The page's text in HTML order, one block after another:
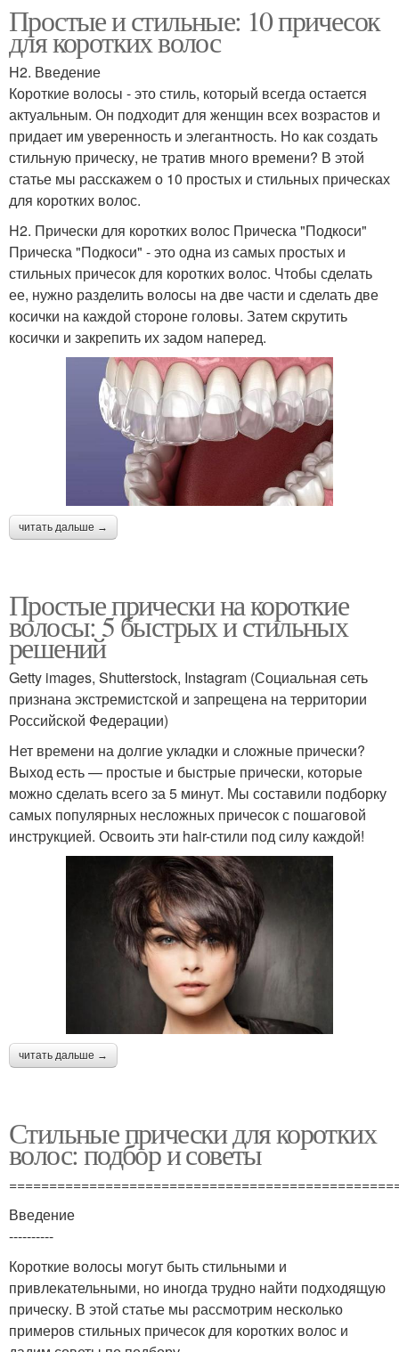
Простые и стильные: 10 причесок
для коротких волос
H2. Введение
Короткие волосы - это стиль, который всегда остается
актуальным. Он подходит для женщин всех возрастов и
придает им уверенность и элегантность. Но как создать
стильную прическу, не тратив много времени? В этой
статье мы расскажем о 10 простых и стильных прическах
для коротких волос.
H2. Прически для коротких волос Прическа "Подкоси"
Прическа "Подкоси" - это одна из самых простых и
стильных причесок для коротких волос. Чтобы сделать
ее, нужно разделить волосы на две части и сделать две
косички на каждой стороне головы. Затем скрутить
косички и закрепить их задом наперед.
читать дальше →
Простые прически на короткие
волосы: 5 быстрых и стильных
решений
Getty images, Shutterstock, Instagram (Социальная сеть
признана экстремистской и запрещена на территории
Российской Федерации)
Нет времени на долгие укладки и сложные прически?
Выход есть — простые и быстрые прически, которые
можно сделать всего за 5 минут. Мы составили подборку
самых популярных несложных причесок с пошаговой
инструкцией. Освоить эти hair-стили под силу каждой!
читать дальше →
Стильные прически для коротких
волос: подбор и советы
Введение
----------
Короткие волосы могут быть стильными и
привлекательными, но иногда трудно найти подходящую
прическу. В этой статье мы рассмотрим несколько
примеров стильных причесок для коротких волос и